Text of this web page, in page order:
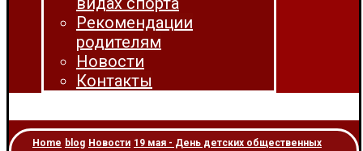
Рекомендации
родителям
Новости
Контакты
Home blog Новости 19 мая - День детских общественных